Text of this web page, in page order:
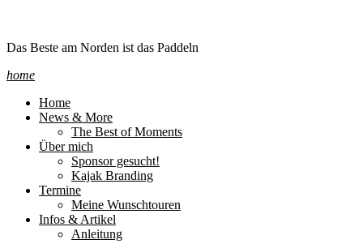
Das Beste am Norden ist das Paddeln
home
Home
News & More
The Best of Moments
Über mich
Sponsor gesucht!
Kajak Branding
Termine
Meine Wunschtouren
Infos & Artikel
Anleitung